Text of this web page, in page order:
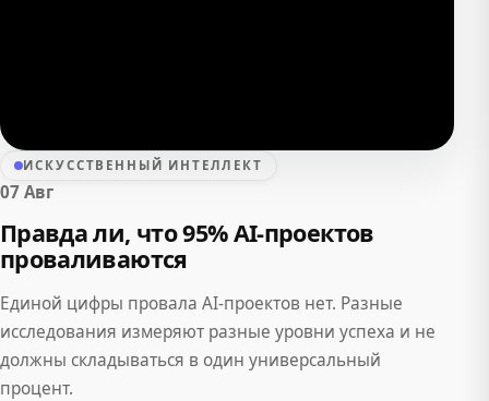
ИСКУССТВЕННЫЙ ИНТЕЛЛЕКТ
07 Авг
Правда ли, что 95% AI-проектов
проваливаются
Единой цифры провала AI-проектов нет. Разные
исследования измеряют разные уровни успеха и не
должны складываться в один универсальный
процент.